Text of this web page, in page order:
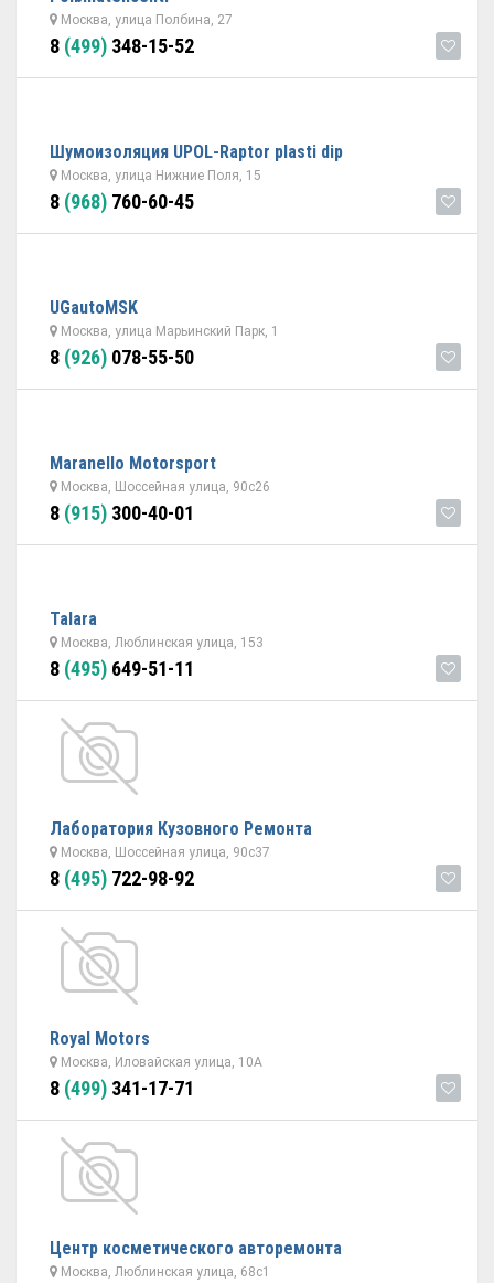
Москва, улица Полбина, 27
8 (499) 348-15-52
Шумоизоляция UPOL-Raptor plasti dip
Москва, улица Нижние Поля, 15
8 (968) 760-60-45
UGautoMSK
Москва, улица Марьинский Парк, 1
8 (926) 078-55-50
Maranello Motorsport
Москва, Шоссейная улица, 90с26
8 (915) 300-40-01
Talara
Москва, Люблинская улица, 153
8 (495) 649-51-11
Лаборатория Кузовного Ремонта
Москва, Шоссейная улица, 90с37
8 (495) 722-98-92
Royal Motors
Москва, Иловайская улица, 10А
8 (499) 341-17-71
Центр косметического авторемонта
Москва, Люблинская улица, 68с1